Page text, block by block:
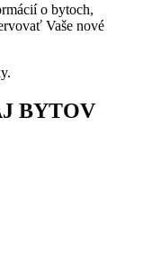
o bytoch,
Vaše nové
BYTOV